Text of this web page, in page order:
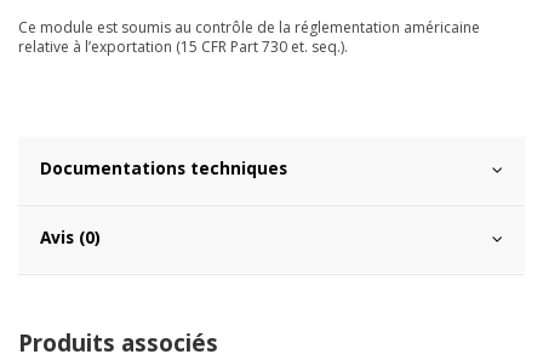
Ce module est soumis au contrôle de la réglementation américaine
relative à l’exportation (15 CFR Part 730 et. seq.).
Documentations techniques
Avis (0)
Produits associés